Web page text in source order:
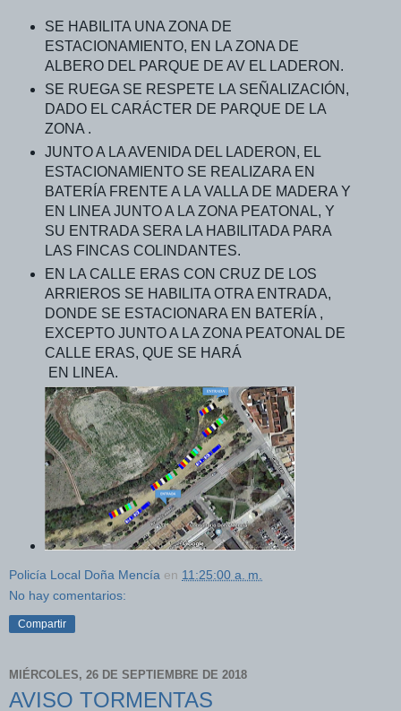
SE HABILITA UNA ZONA DE
ESTACIONAMIENTO, EN LA ZONA DE
ALBERO DEL PARQUE DE AV EL LADERON.
SE RUEGA SE RESPETE LA SEÑALIZACIÓN,
DADO EL CARÁCTER DE PARQUE DE LA
ZONA .
JUNTO A LA AVENIDA DEL LADERON, EL
ESTACIONAMIENTO SE REALIZARA EN
BATERÍA FRENTE A LA VALLA DE MADERA Y
EN LINEA JUNTO A LA ZONA PEATONAL, Y
SU ENTRADA SERA LA HABILITADA PARA
LAS FINCAS COLINDANTES.
EN LA CALLE ERAS CON CRUZ DE LOS
ARRIEROS SE HABILITA OTRA ENTRADA,
DONDE SE ESTACIONARA EN BATERÍA ,
EXCEPTO JUNTO A LA ZONA PEATONAL DE
CALLE ERAS, QUE SE HARÁ
EN LINEA.
Policía Local Doña Mencía en 11:25:00 a. m.
No hay comentarios:
Compartir
MIÉRCOLES, 26 DE SEPTIEMBRE DE 2018
AVISO TORMENTAS